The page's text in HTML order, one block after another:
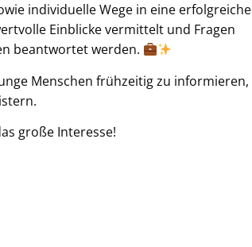
individuelle Wege in eine erfolgreiche
Einblicke vermittelt und Fragen
beantwortet werden.
Menschen frühzeitig zu informieren,
große Interesse!